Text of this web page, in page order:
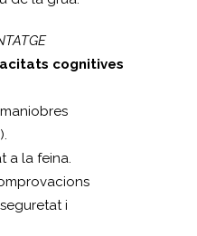
cognitives
a la feina.
i